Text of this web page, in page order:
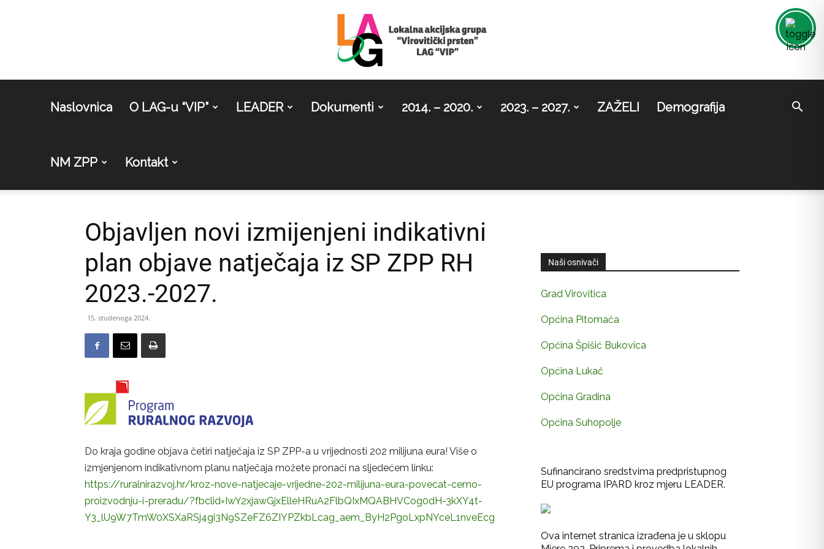
LAG
prsten
Naslovnica O LAG-u “VIP” LEADER Dokumenti 2014. – 2020. 2023. – 2027. ZAŽELI Demografija
NM ZPP Kontakt
Objavljen novi izmijenjeni indikativni
plan objave natječaja iz SP ZPP RH
2023.-2027.
15. studenoga 2024.
Do kraja godine objava četiri natječaja iz SP ZPP-a u vrijednosti 202 milijuna eura! Više o
izmjenjenom indikativnom planu natječaja možete pronaći na sljedećem linku:
https://ruralnirazvoj.hr/kroz-nove-natjecaje-vrijedne-202-milijuna-eura-povecat-cemo-
proizvodnju-i-preradu/?fbclid=IwY2xjawGjxElleHRuA2FlbQIxMQABHVCog0dH-3kXY4t-
Y3_lU9W7TmW0XSXaRSj4gi3N9SZeFZ6ZIYPZkbLcag_aem_ByH2PgoLxpNYceL1nveEcg
Naši osnivači
Grad Virovitica
Općina Pitomača
Općina Špišić Bukovica
Općina Lukač
Općina Gradina
Općina Suhopolje
Sufinancirano sredstvima predpristupnog
EU programa IPARD kroz mjeru LEADER.
Ova internet stranica izrađena je u sklopu